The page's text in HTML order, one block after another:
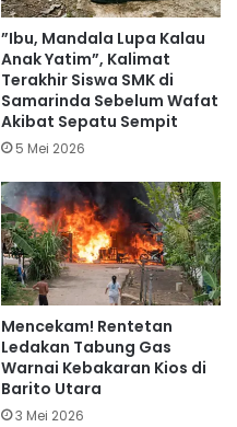
​”Ibu, Mandala Lupa Kalau
Anak Yatim”, Kalimat
Terakhir Siswa SMK di
Samarinda Sebelum Wafat
Akibat Sepatu Sempit
5 Mei 2026
Mencekam! Rentetan
Ledakan Tabung Gas
Warnai Kebakaran Kios di
Barito Utara
3 Mei 2026